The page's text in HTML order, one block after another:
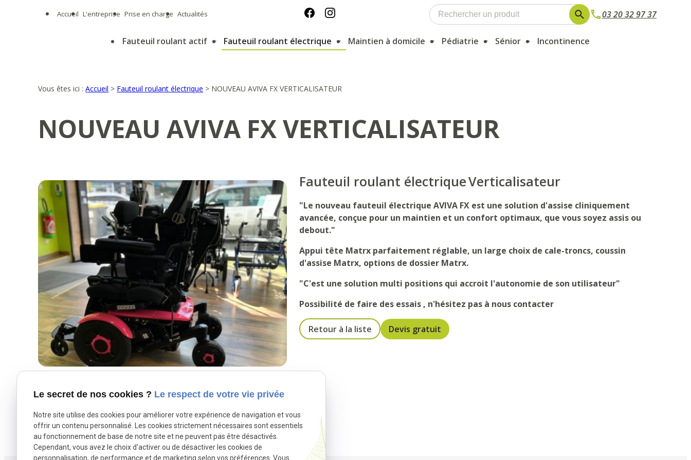
Accueil L'entreprise Prise en charge Actualités 03 20 32 97 37
Fauteuil roulant actif Fauteuil roulant électrique Maintien à domicile Pédiatrie Sénior Incontinence
Vous êtes ici :Accueil > Fauteuil roulant électrique > NOUVEAU AVIVA FX VERTICALISATEUR
NOUVEAU AVIVA FX VERTICALISATEUR
Fauteuil roulant électriqueVerticalisateur
"Le nouveau fauteuil électrique AVIVA FX est une solution d'assise cliniquement
avancée, conçue pour un maintien et un confort optimaux, que vous soyez assis ou
debout."
Appui tête Matrx parfaitement réglable, un large choix de cale-troncs, coussin
d'assise Matrx, options de dossier Matrx.
"C'est une solution multi positions qui accroit l'autonomie de son utilisateur"
Possibilité de faire des essais , n'hésitez pas à nous contacter
Retour à la liste Devis gratuit
Le secret de nos cookies ? Le respect de votre vie privée
Notre site utilise des cookies pour améliorer votre expérience de navigation et vous
offrir un contenu personnalisé. Les cookies strictement nécessaires sont essentiels
au fonctionnement de base de notre site et ne peuvent pas être désactivés.
Cependant, vous avez le choix d'activer ou de désactiver les cookies de
personnalisation, de performance et de marketing selon vos préférences. Vous